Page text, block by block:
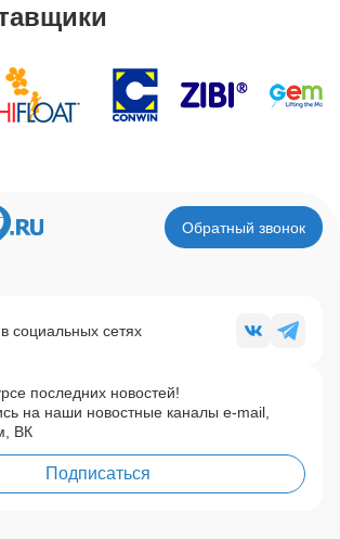
Обратный звонок
последних новостей!
на наши новостные каналы e-mail,
ВК
Подписаться
социальных сетях